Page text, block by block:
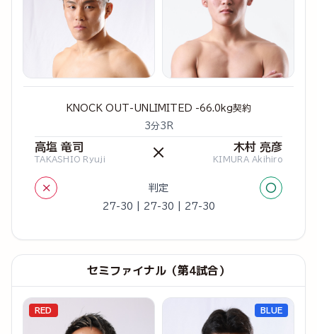
KNOCK OUT-UNLIMITED -66.0kg契約
3分3R
高塩 竜司
TAKASHIO Ryuji × 木村 亮彦
KIMURA Akihiro
× 判定 ○
27-30 | 27-30 | 27-30
セミファイナル（第4試合）
RED BLUE